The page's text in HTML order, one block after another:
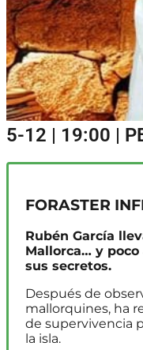
5-12 | 19:00 |
FORASTER
Rubén García
Mallorca… y
sus secretos.
Después de
mallorquines, ha
de supervivencia
la isla.